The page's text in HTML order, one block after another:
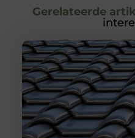
Gerelateerde